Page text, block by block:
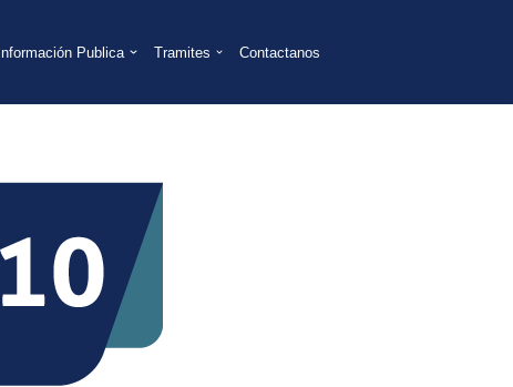
Información Publica Tramites Contactanos